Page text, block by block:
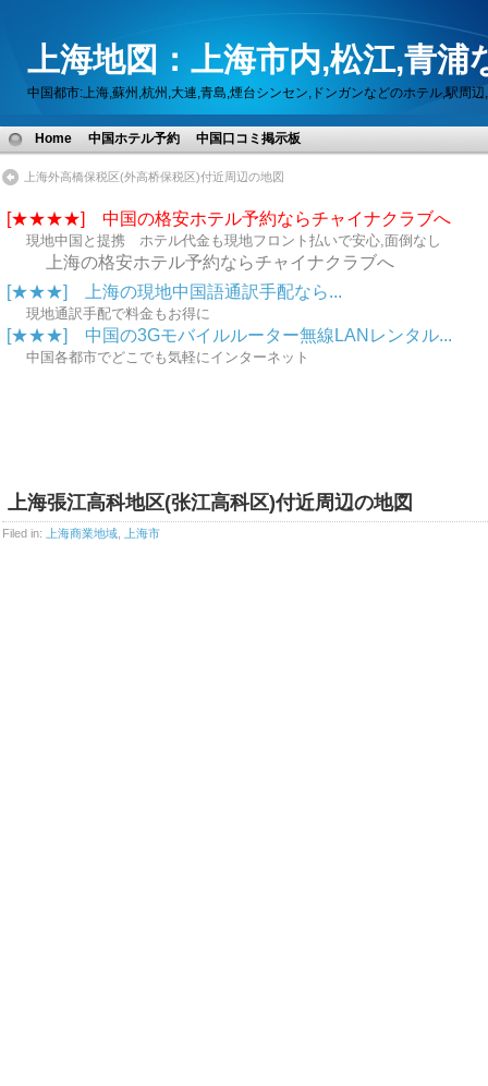
上海地図：上海市内,松江,青浦
中国都市:上海,蘇州,杭州,大連,青島,煙台シンセン,ドンガンなどのホテル,駅周
Home 中国ホテル予約 中国口コミ掲示板
上海外高橋保税区(外高桥保税区)付近周辺の地図
[★★★★] 中国の格安ホテル予約ならチャイナクラブへ
現地中国と提携 ホテル代金も現地フロント払いで安心,面倒なし
上海の格安ホテル予約ならチャイナクラブへ
[★★★] 上海の現地中国語通訳手配なら...
現地通訳手配で料金もお得に
[★★★] 中国の3Gモバイルルーター無線LANレンタル...
中国各都市でどこでも気軽にインターネット
上海張江高科地区(张江高科区)付近周辺の地図
Filed in: 上海商業地域 上海市